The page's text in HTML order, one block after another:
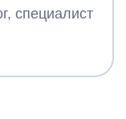
специалист